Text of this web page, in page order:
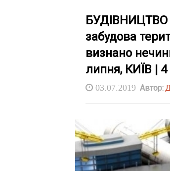
БУДІВНИЦТВО
забудова
визнано
липня, КИЇВ | 4
03.07.2019 Автор: